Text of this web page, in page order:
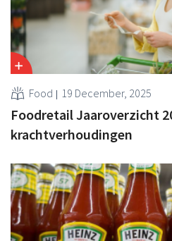
Food 19 December, 2025
Foodretail Jaaroverzicht
krachtverhoudingen